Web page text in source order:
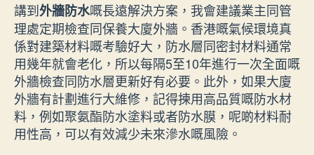
講到外牆防水嘅長遠解決方案，我會建議業主同管
理處定期檢查同保養大廈外牆。香港嘅氣候環境真
係對建築材料嘅考驗好大，防水層同密封材料通常
用幾年就會老化，所以每隔5至10年進行一次全面嘅
外牆檢查同防水層更新好有必要。此外，如果大廈
外牆有計劃進行大維修，記得揀用高品質嘅防水材
料，例如聚氨酯防水塗料或者防水膜，呢啲材料耐
用性高，可以有效減少未來滲水嘅風險。